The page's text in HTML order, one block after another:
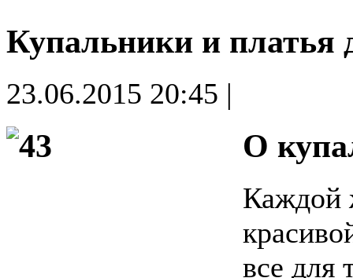
Купальники и платья
23.06.2015 20:45 |
О
Каждой
все для